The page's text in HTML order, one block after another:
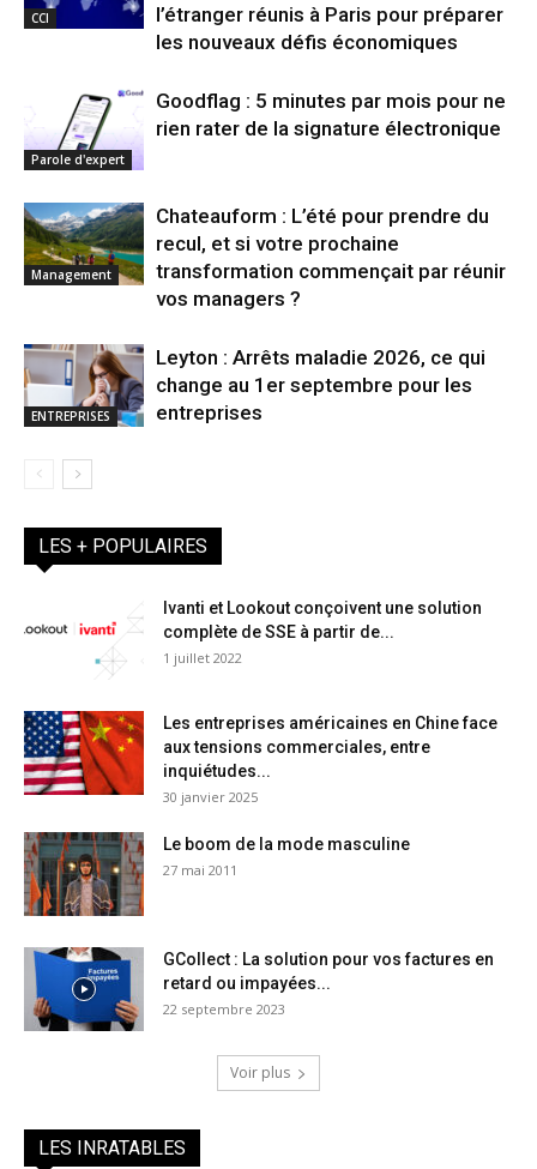
CCI
l’étranger réunis à Paris pour préparer
les nouveaux défis économiques
Parole d'expert
Goodflag : 5 minutes par mois pour ne
rien rater de la signature électronique
Management
Chateauform : L’été pour prendre du
recul, et si votre prochaine
transformation commençait par réunir
vos managers ?
ENTREPRISES
Leyton : Arrêts maladie 2026, ce qui
change au 1er septembre pour les
entreprises
LES + POPULAIRES
Ivanti et Lookout conçoivent une solution
complète de SSE à partir de...
1 juillet 2022
Les entreprises américaines en Chine face
aux tensions commerciales, entre
inquiétudes...
30 janvier 2025
Le boom de la mode masculine
27 mai 2011
GCollect : La solution pour vos factures en
retard ou impayées...
22 septembre 2023
Voir plus
LES INRATABLES